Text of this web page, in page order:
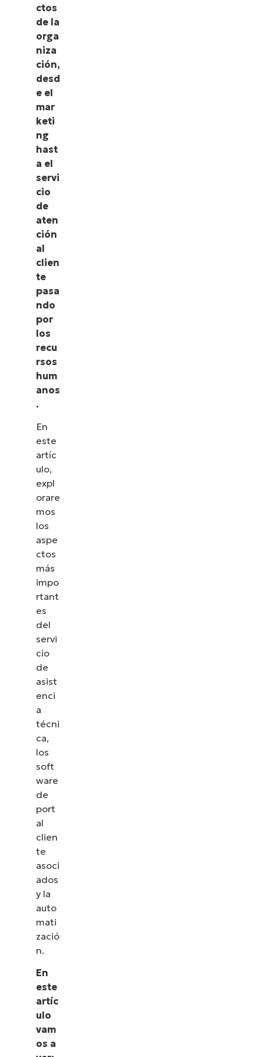
ctos
de la
orga
niza
ción,
desd
e el
mar
keti
ng
hast
a el
servi
cio
de
aten
ción
al
clien
te
pasa
ndo
por
los
recu
rsos
hum
anos
.
En
este
artíc
ulo,
expl
orare
mos
los
aspe
ctos
más
impo
rtant
es
del
servi
cio
de
asist
enci
a
técni
ca,
los
soft
ware
de
port
al
clien
te
asoci
ados
y la
auto
mati
zació
n.
En
este
artíc
ulo
vam
os a